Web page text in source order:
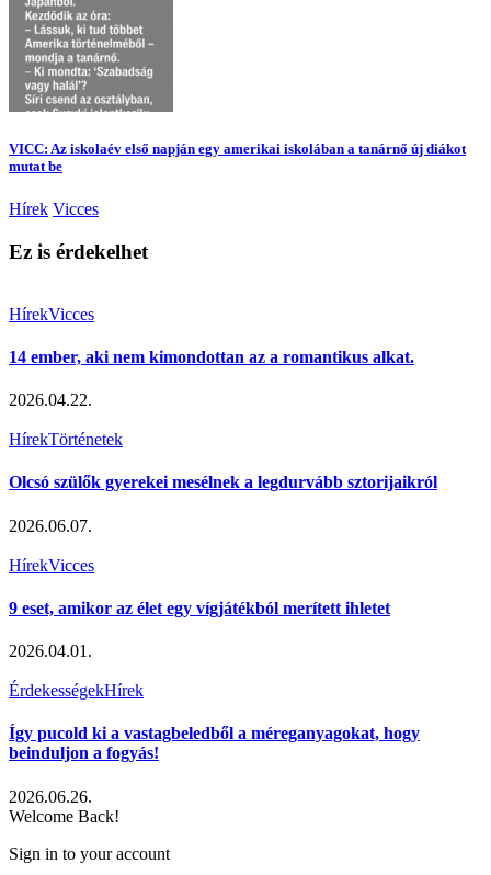
VICC: Az iskolaév első napján egy amerikai iskolában a tanárnő új diákot
mutat be
Hírek Vicces
Ez is érdekelhet
HírekVicces
14 ember, aki nem kimondottan az a romantikus alkat.
2026.04.22.
HírekTörténetek
Olcsó szülők gyerekei mesélnek a legdurvább sztorijaikról
2026.06.07.
HírekVicces
9 eset, amikor az élet egy vígjátékból merített ihletet
2026.04.01.
ÉrdekességekHírek
Így pucold ki a vastagbeledből a méreganyagokat, hogy
beinduljon a fogyás!
2026.06.26.
Welcome Back!
Sign in to your account